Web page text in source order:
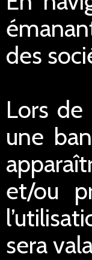
des
Lors
une
et/ou
sera